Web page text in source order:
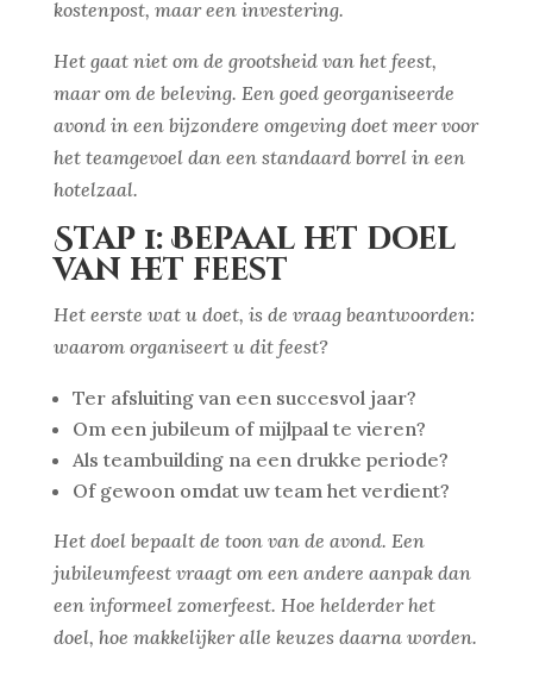
kostenpost, maar een investering.
Het gaat niet om de grootsheid van het feest,
maar om de beleving. Een goed georganiseerde
avond in een bijzondere omgeving doet meer voor
het teamgevoel dan een standaard borrel in een
hotelzaal.
Stap 1: Bepaal het doel
van het feest
Het eerste wat u doet, is de vraag beantwoorden:
waarom organiseert u dit feest?
Ter afsluiting van een succesvol jaar?
Om een jubileum of mijlpaal te vieren?
Als teambuilding na een drukke periode?
Of gewoon omdat uw team het verdient?
Het doel bepaalt de toon van de avond. Een
jubileumfeest vraagt om een andere aanpak dan
een informeel zomerfeest. Hoe helderder het
doel, hoe makkelijker alle keuzes daarna worden.